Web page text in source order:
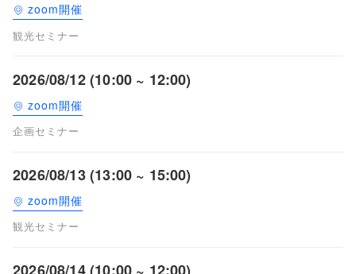
zoom開催
観光セミナー
2026/08/12 (10:00 ~ 12:00)
zoom開催
企画セミナー
2026/08/13 (13:00 ~ 15:00)
zoom開催
観光セミナー